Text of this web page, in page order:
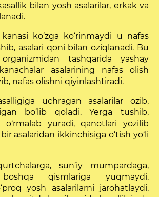
bilan yosh asalarilar, erkak va
ko‘zga ko‘rinmaydi u nafas
asalari qoni bilan oziqlanadi. Bu
tashqarida yashay
asalarining nafas olish
nafas olishni qiyinlashtiradi.
uchragan asalarilar ozib,
bo‘lib qoladi. Yerga tushib,
o‘rmalab yuradi, qanotlari yozilib
asalaridan ikkinchisiga o‘tish yo‘li
sun’iy mumpardaga,
qismlariga yuqmaydi.
yosh asalarilarni jarohatlaydi.